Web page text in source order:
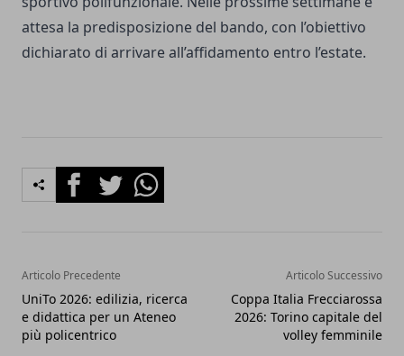
attesa la predisposizione del bando, con l’obiettivo
dichiarato di arrivare all’affidamento entro l’estate.
FacebookTwitterWhatsapp
Articolo Precedente
UniTo 2026: edilizia, ricerca
e didattica per un Ateneo
più policentrico
Articolo Successivo
Coppa Italia Frecciarossa
2026: Torino capitale del
volley femminile